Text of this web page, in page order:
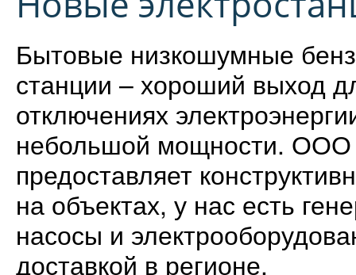
Бытовые низкошумные
станции – хороший выход
отключениях
небольшой мощности.
предоставляет
на объектах, у нас есть
насосы и
доставкой в регионе.